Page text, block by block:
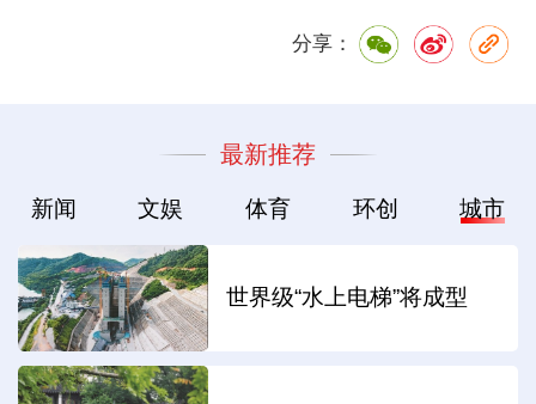
分享：
最新推荐
新闻 文娱 体育 环创 城市
世界级“水上电梯”将成型